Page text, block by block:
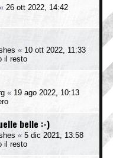
« 26 ott 2022, 14:42
« 10 ott 2022, 11:33
il resto
« 19 ago 2022, 10:13
belle :-)
« 5 dic 2021, 13:58
il resto